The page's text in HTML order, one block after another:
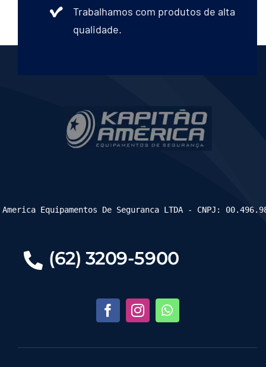
Trabalhamos com produtos de alta
qualidade.
(62) 3209-5900
Equipamentos De Seguranca LTDA - CNPJ: